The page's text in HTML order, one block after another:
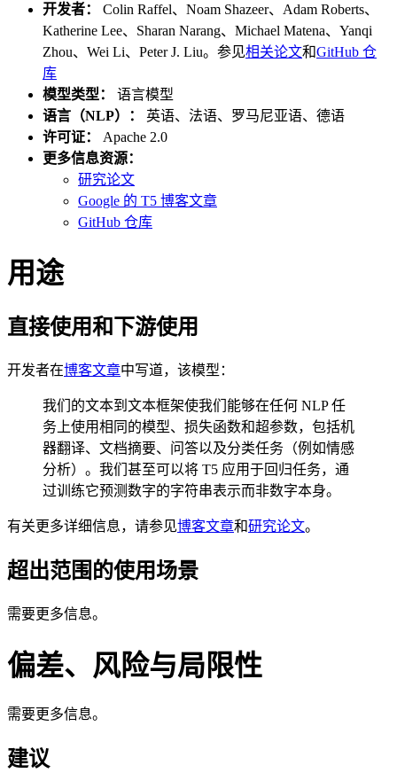
开发者：
Colin Raffel、Noam Shazeer、Adam Roberts、
Katherine Lee、Sharan Narang、Michael Matena、Yanqi
Zhou、Wei Li、Peter J. Liu。参见相关论文和GitHub 仓
库
模型类型：
语言模型
语言（NLP）：
英语、法语、罗马尼亚语、德语
许可证：
Apache 2.0
更多信息资源：
研究论文
Google 的 T5 博客文章
GitHub 仓库
用途
直接使用和下游使用
开发者在博客文章中写道，该模型：
我们的文本到文本框架使我们能够在任何 NLP 任
务上使用相同的模型、损失函数和超参数，包括机
器翻译、文档摘要、问答以及分类任务（例如情感
分析）。我们甚至可以将 T5 应用于回归任务，通
过训练它预测数字的字符串表示而非数字本身。
有关更多详细信息，请参见博客文章和研究论文。
超出范围的使用场景
需要更多信息。
偏差、风险与局限性
需要更多信息。
建议